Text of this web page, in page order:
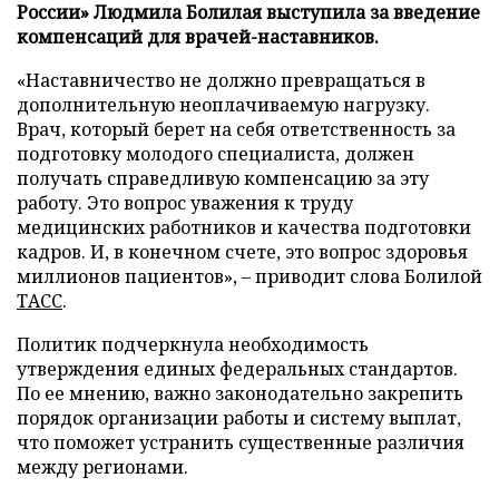
России» Людмила Болилая выступила за введение
компенсаций для врачей-наставников.
«Наставничество не должно превращаться в
дополнительную неоплачиваемую нагрузку.
Врач, который берет на себя ответственность за
подготовку молодого специалиста, должен
получать справедливую компенсацию за эту
работу. Это вопрос уважения к труду
медицинских работников и качества подготовки
кадров. И, в конечном счете, это вопрос здоровья
миллионов пациентов», – приводит слова Болилой
ТАСС.
Политик подчеркнула необходимость
утверждения единых федеральных стандартов.
По ее мнению, важно законодательно закрепить
порядок организации работы и систему выплат,
что поможет устранить существенные различия
между регионами.